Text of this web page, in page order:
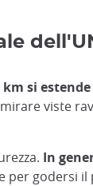
si
viste
In
per godersi il